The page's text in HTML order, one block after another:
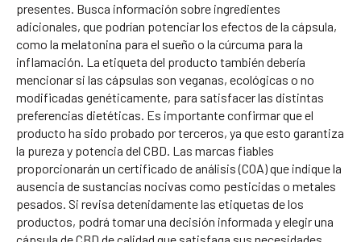
presentes. Busca información sobre ingredientes
adicionales, que podrían potenciar los efectos de la cápsula,
como la melatonina para el sueño o la cúrcuma para la
inflamación. La etiqueta del producto también debería
mencionar si las cápsulas son veganas, ecológicas o no
modificadas genéticamente, para satisfacer las distintas
preferencias dietéticas. Es importante confirmar que el
producto ha sido probado por terceros, ya que esto garantiza
la pureza y potencia del CBD. Las marcas fiables
proporcionarán un certificado de análisis (COA) que indique la
ausencia de sustancias nocivas como pesticidas o metales
pesados. Si revisa detenidamente las etiquetas de los
productos, podrá tomar una decisión informada y elegir una